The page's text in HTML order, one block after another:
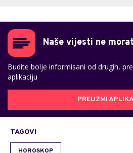
Naše vijesti ne
Budite bolje informisani od drugih,
aplikaciju
PREUZMI
TAGOVI
HOROSKOP